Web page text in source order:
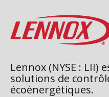
Lennox (NYSE : LII)
solutions de
écoénergétiques.